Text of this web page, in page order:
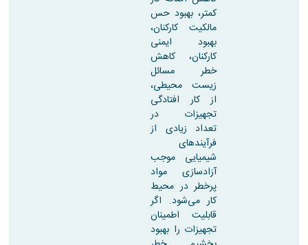
کمتر، بهبود حس
مالکیت کارکنان،
بهبود ایمنی
کارکنان، کاهش
خطر مسائل
زیست محیطی،
از کار افتادگی
تجهیزات در
تعداد زیادی از
فرآیندهای
شیمیایی موجب
آزادسازی مواد
پرخطر در محیط
کار می‌شود. اگر
قابلیت اطمینان
تجهیزات را بهبود